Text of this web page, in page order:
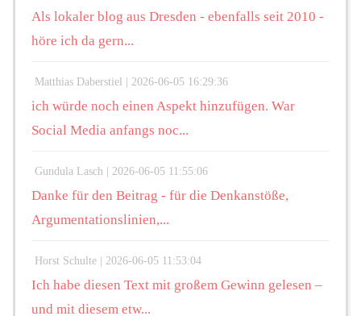
Als lokaler blog aus Dresden - ebenfalls seit 2010 -
höre ich da gern...
Matthias Daberstiel | 2026-06-05 16:29:36
ich würde noch einen Aspekt hinzufügen. War
Social Media anfangs noc...
Gundula Lasch | 2026-06-05 11:55:06
Danke für den Beitrag - für die Denkanstöße,
Argumentationslinien,...
Horst Schulte | 2026-06-05 11:53:04
Ich habe diesen Text mit großem Gewinn gelesen –
und mit diesem etw...